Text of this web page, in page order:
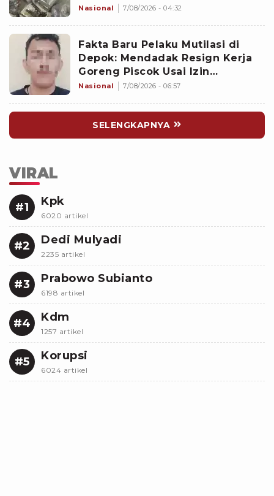
Sejak 2020
Nasional 7/08/2026 - 04:32
Fakta Baru Pelaku Mutilasi di
Depok: Mendadak Resign Kerja
Goreng Piscok Usai Izin
Interview di Mal
Nasional 7/08/2026 - 06:57
SELENGKAPNYA
VIRAL
#1 Kpk
6020 artikel
#2 Dedi Mulyadi
2235 artikel
#3 Prabowo Subianto
6198 artikel
#4 Kdm
1257 artikel
#5 Korupsi
6024 artikel